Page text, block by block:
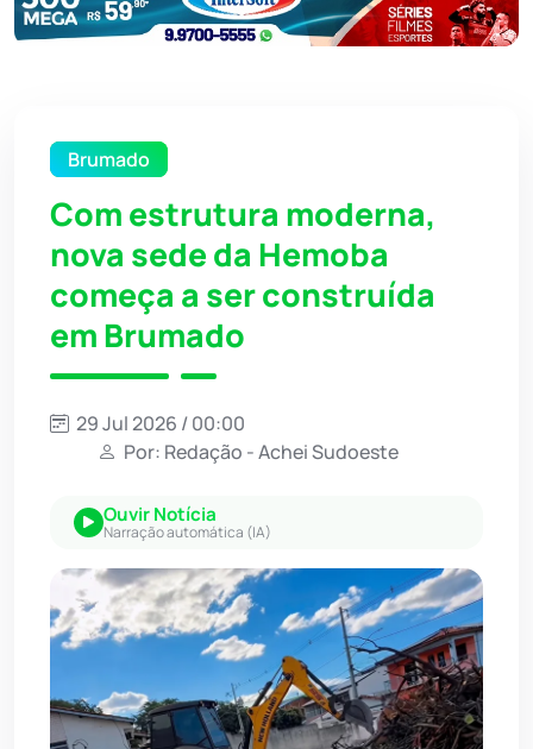
Brumado
Com estrutura moderna,
nova sede da Hemoba
começa a ser construída
em Brumado
29 Jul 2026 / 00:00
Por: Redação - Achei Sudoeste
Ouvir Notícia
Narração automática (IA)